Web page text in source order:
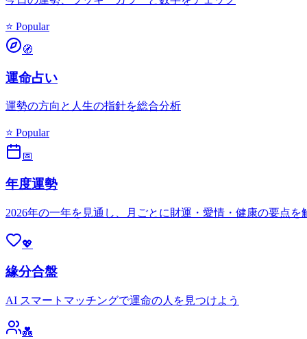
⭐ Popular
🧭
運命占い
運勢の方向と人生の指針を総合分析
⭐ Popular
📅
年度運勢
2026年の一年を見通し、月ごとに財運・愛情・健康の要点を
💖
緣分合盤
AI スマートマッチングで運命の人を見つけよう
💑